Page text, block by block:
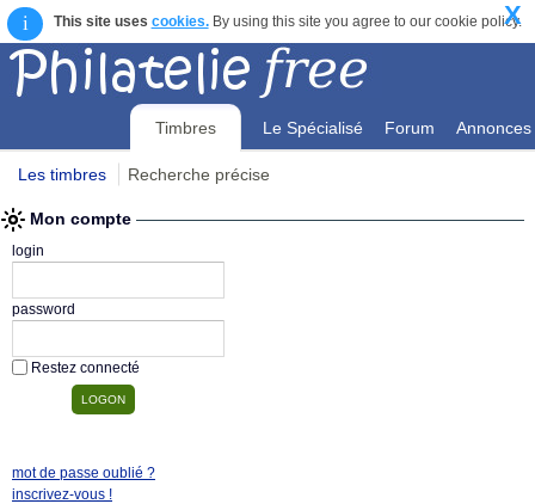
i This site uses cookies.By using this site you agree to our cookie policy.
X
Timbres Le Spécialisé Forum Annonces
Les timbres Recherche précise
Mon compte
login
password
Restez connecté
mot de passe oublié ?
inscrivez-vous !